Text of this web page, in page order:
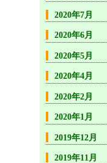
2020年7月
2020年6月
2020年5月
2020年4月
2020年2月
2020年1月
2019年12月
2019年11月